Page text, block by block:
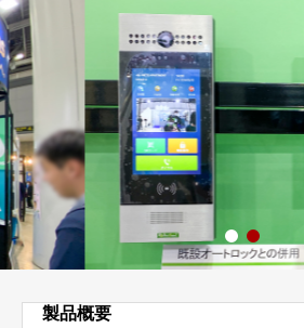
製品概要